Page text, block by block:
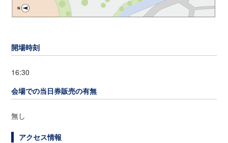
開場時刻
16:30
会場での当日券販売の有無
無し
アクセス情報